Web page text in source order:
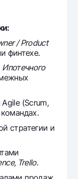
/ Product
финтехе.
Ипотечного
(Scrum,
стратегии и
Trello.